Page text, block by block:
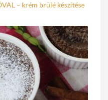
– krém brülé készítése